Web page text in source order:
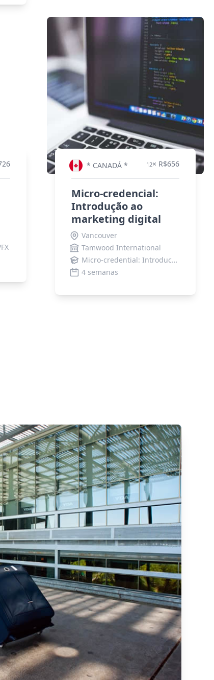
* CANADÁ * 12× R$656
Micro-credencial:
Introdução ao
marketing digital
Vancouver
Tamwood International
Micro-credential: Introduction to Digital Marketing
4 semanas